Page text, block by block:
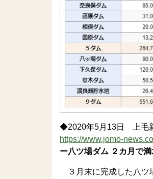
◆2020年5月13日 上毛
https://www.jomo-
ー八ツ場ダム ２カ月で
３月末に完成した八ツ